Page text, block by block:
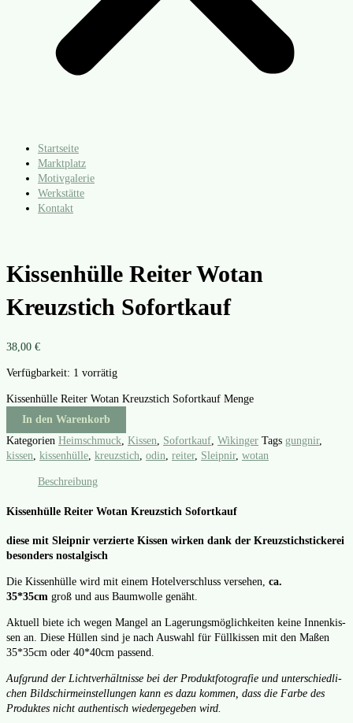
Startseite
Marktplatz
Motivgalerie
Werkstätte
Kontakt
Kissenhülle Reiter Wotan
Kreuzstich Sofortkauf
38,00 €
Verfügbarkeit: 1 vorrätig
Kissenhülle Reiter Wotan Kreuzstich Sofortkauf Menge
In den Warenkorb
Kategorien Heimschmuck, Kissen, Sofortkauf, Wikinger Tags gungnir,
kissen, kissenhülle, kreuzstich, odin, reiter, Sleipnir, wotan
Beschreibung
Kissenhülle Reiter Wotan Kreuzstich Sofortkauf
die­se mit Sleip­nir ver­zier­te Kis­sen wir­ken dank der Kreuz­stich­sti­cke­rei
beson­ders nost­al­gisch
Die Kis­sen­hül­le wird mit einem Hotel­ver­schluss ver­se­hen, ca.
35*35cm groß und aus Baum­wol­le genäht.
Aktu­ell bie­te ich wegen Man­gel an Lage­rungs­mög­lich­kei­ten kei­ne Innen­kis­
sen an. Die­se Hül­len sind je nach Aus­wahl für Füll­kis­sen mit den Maßen
35*35cm oder 40*40cm pas­send.
Auf­grund der Licht­ver­hält­nis­se bei der Pro­dukt­fo­to­gra­fie und unter­schied­li­
chen Bild­schirm­ein­stel­lun­gen kann es dazu kom­men, dass die Far­be des
Pro­duk­tes nicht authen­tisch wie­der­ge­ge­ben wird.